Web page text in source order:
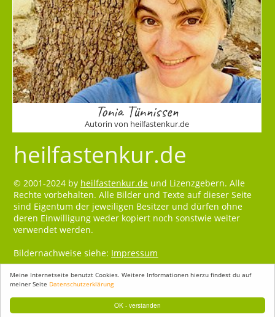
OK - verstanden
Meine Internetseite benutzt Cookies. Weitere Informationen hierzu findest du auf
meiner Seite Datenschutzerklärung
Tonia Tünnissen
Autorin von heilfastenkur.de
heilfastenkur.de
© 2001-2024 by heilfastenkur.de und Lizenzgebern. Alle
Rechte vorbehalten. Alle Bilder und Texte auf dieser Seite
sind Eigentum der jeweiligen Besitzer und dürfen ohne
deren Einwilligung weder kopiert noch sonstwie weiter
verwendet werden.
Bildernachweise siehe: Impressum